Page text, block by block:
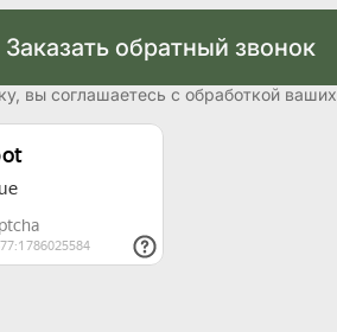
Заказать обратный звонок
вы соглашаетесь с обработкой ваших